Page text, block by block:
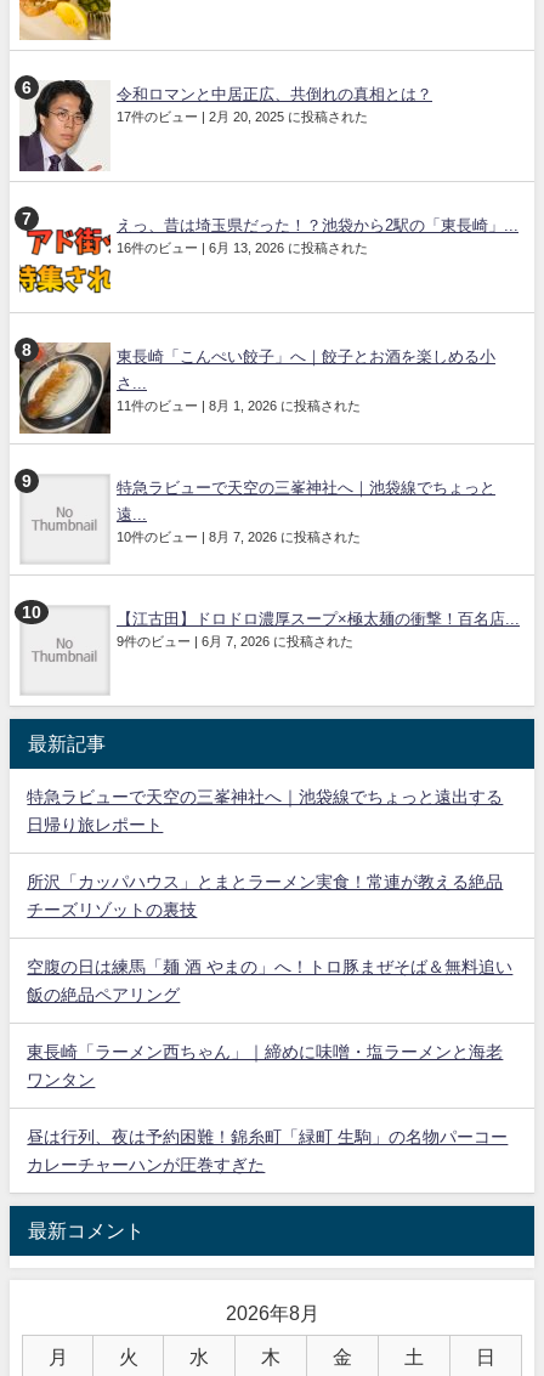
令和ロマンと中居正広、共倒れの真相とは？
17件のビュー | 2月 20, 2025 に投稿された
えっ、昔は埼玉県だった！？池袋から2駅の「東長崎」...
16件のビュー | 6月 13, 2026 に投稿された
東長崎「こんぺい餃子」へ｜餃子とお酒を楽しめる小
さ...
11件のビュー | 8月 1, 2026 に投稿された
特急ラビューで天空の三峯神社へ｜池袋線でちょっと
遠...
10件のビュー | 8月 7, 2026 に投稿された
【江古田】ドロドロ濃厚スープ×極太麺の衝撃！百名店...
9件のビュー | 6月 7, 2026 に投稿された
最新記事
特急ラビューで天空の三峯神社へ｜池袋線でちょっと遠出する
日帰り旅レポート
所沢「カッパハウス」とまとラーメン実食！常連が教える絶品
チーズリゾットの裏技
空腹の日は練馬「麺 酒 やまの」へ！トロ豚まぜそば＆無料追い
飯の絶品ペアリング
東長崎「ラーメン西ちゃん」｜締めに味噌・塩ラーメンと海老
ワンタン
昼は行列、夜は予約困難！錦糸町「緑町 生駒」の名物パーコー
カレーチャーハンが圧巻すぎた
最新コメント
2026年8月
月 火 水 木 金 土 日